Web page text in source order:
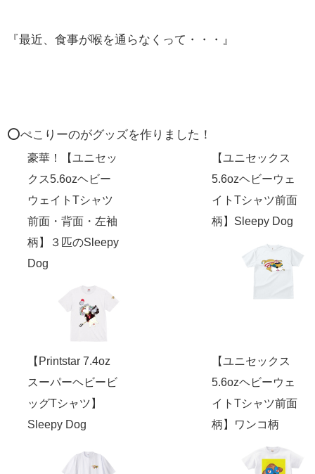
『最近、食事が喉を通らなくって・・・』
⭕️ぺこりーのがグッズを作りました！
豪華！【ユニセッ
クス5.6ozヘビー
ウェイトTシャツ
前面・背面・左袖
柄】３匹のSleepy
Dog
【ユニセックス
5.6ozヘビーウェ
イトTシャツ前面
柄】Sleepy Dog
【Printstar 7.4oz
スーパーヘビービ
ッグTシャツ】
Sleepy Dog
【ユニセックス
5.6ozヘビーウェ
イトTシャツ前面
柄】ワンコ柄